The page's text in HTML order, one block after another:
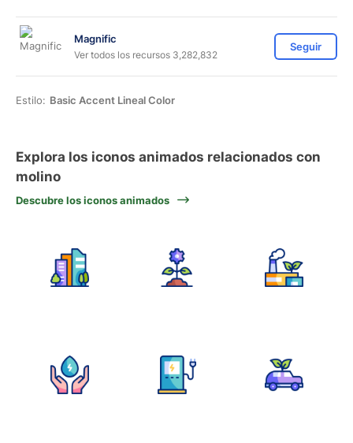
Magnific
Ver todos los recursos 3,282,832
Seguir
Estilo: Basic Accent Lineal Color
Explora los iconos animados relacionados con
molino
Descubre los iconos animados